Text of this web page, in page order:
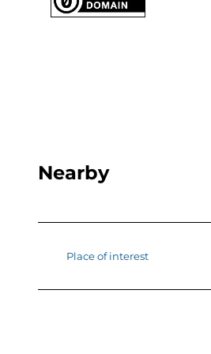
Nearby
Place of interest